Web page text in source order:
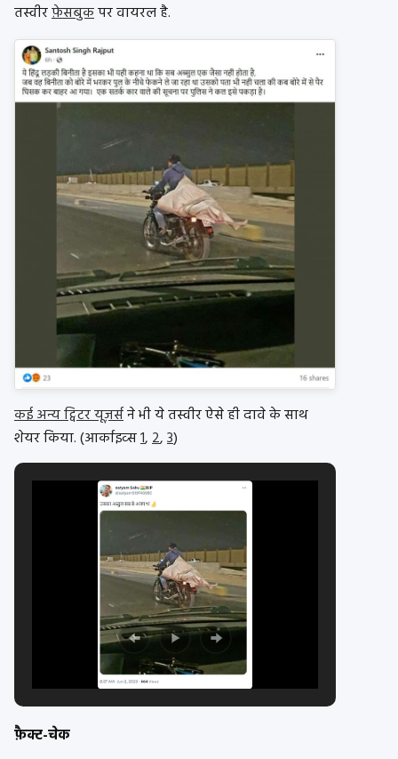
तस्वीरफ़ेसबुकपर वायरल है.
कई अन्य ट्विटर यूज़र्सने भी ये तस्वीर ऐसे ही दावे के साथ
शेयर किया. (आर्काइव्स1,2,3)
फ़ैक्ट-चेक